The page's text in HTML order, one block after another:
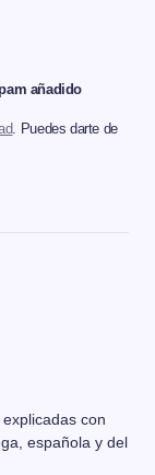
añadido
. Puedes darte de
con
española y del